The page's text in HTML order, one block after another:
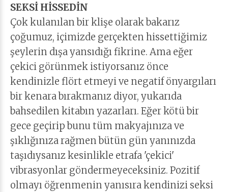
SEKSİ HİSSEDİN
Çok kulanılan bir klişe olarak bakarız
çoğumuz, içimizde gerçekten hissettiğimiz
şeylerin dışa yansıdığı fikrine. Ama eğer
çekici görünmek istiyorsanız önce
kendinizle flört etmeyi ve negatif önyargıları
bir kenara bırakmanız diyor, yukarıda
bahsedilen kitabın yazarları. Eğer kötü bir
gece geçirip bunu tüm makyajınıza ve
şıklığınıza rağmen bütün gün yanınızda
taşıdıysanız kesinlikle etrafa 'çekici'
vibrasyonlar göndermeyeceksiniz. Pozitif
olmayı öğrenmenin yanısıra kendinizi seksi